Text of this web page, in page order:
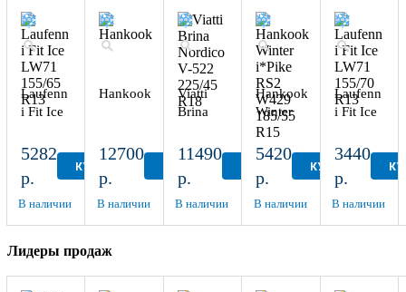
Laufenn
i Fit Ice
155/65
5282
р.
КУПИТЬ
В наличии
Hankook
12700
р.
В наличии
Viatti
Brina
V-522
R18
11490
р.
В наличии
Hankook
Winter
i*Pike
RS2
185/55
R15
5420
р.
КУПИТЬ
В наличии
Laufenn
i Fit Ice
155/70
3440
р.
В наличии
Лидеры продаж